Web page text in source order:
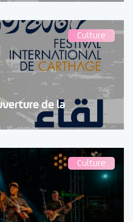
Culture
de la
Culture